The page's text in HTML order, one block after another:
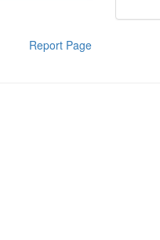
Report Page